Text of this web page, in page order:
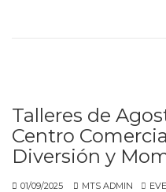
Talleres de
Centro
Diversión y
01/09/2025 MTS ADMIN